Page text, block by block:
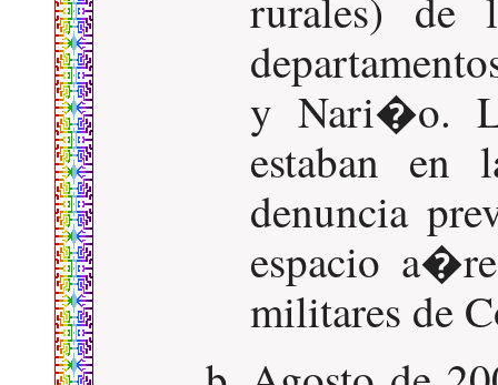
y Nari�o.
estaban en
denuncia
espacio
militares de